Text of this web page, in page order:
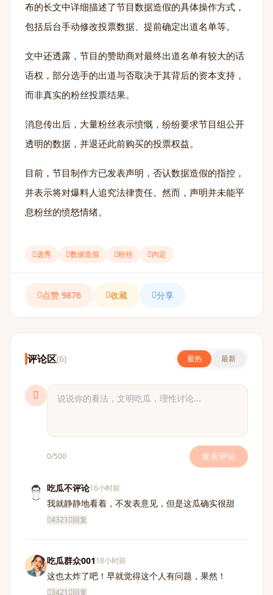
布的长文中详细描述了节目数据造假的具体操作方式，
包括后台手动修改投票数据、提前确定出道名单等。
文中还透露，节目的赞助商对最终出道名单有较大的话
语权，部分选手的出道与否取决于其背后的资本支持，
而非真实的粉丝投票结果。
消息传出后，大量粉丝表示愤慨，纷纷要求节目组公开
透明的数据，并退还此前购买的投票权益。
目前，节目制作方已发表声明，否认数据造假的指控，
并表示将对爆料人追究法律责任。然而，声明并未能平
息粉丝的愤怒情绪。
选秀 数据造假 粉丝 内定
点赞 9876 收藏 分享
评论区(6) 最热 最新
0/500 发表评论
吃瓜不评论16小时前
我就静静地看着，不发表意见，但是这瓜确实很甜
4321 回复
吃瓜群众00118小时前
这也太炸了吧！早就觉得这个人有问题，果然！
3421 回复